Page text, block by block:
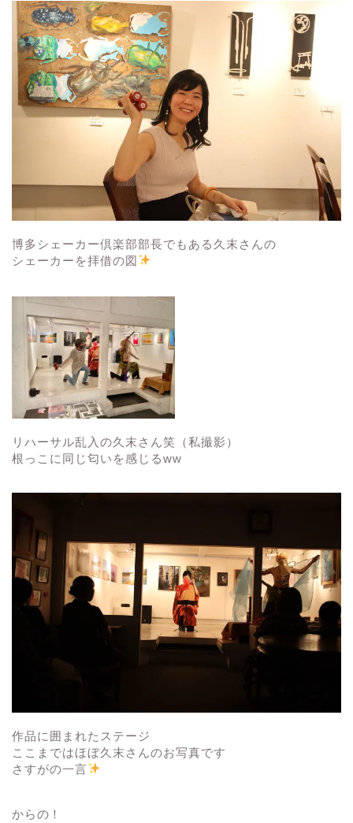
博多シェーカー倶楽部部長でもある久末さんの
シェーカーを拝借の図
リハーサル乱入の久末さん笑（私撮影）
根っこに同じ匂いを感じるww
作品に囲まれたステージ
ここまではほぼ久末さんのお写真です
さすがの一言
からの！